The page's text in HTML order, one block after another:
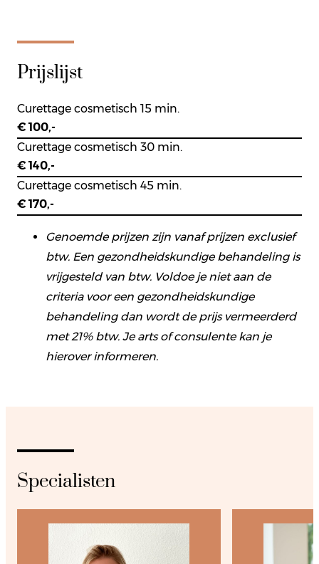
Prijslijst
Curettage cosmetisch 15 min.
€ 100,-
Curettage cosmetisch 30 min.
€ 140,-
Curettage cosmetisch 45 min.
€ 170,-
Genoemde prijzen zijn vanaf prijzen exclusief
btw. Een gezondheidskundige behandeling is
vrijgesteld van btw. Voldoe je niet aan de
criteria voor een gezondheidskundige
behandeling dan wordt de prijs vermeerderd
met 21% btw. Je arts of consulente kan je
hierover informeren.
Specialisten